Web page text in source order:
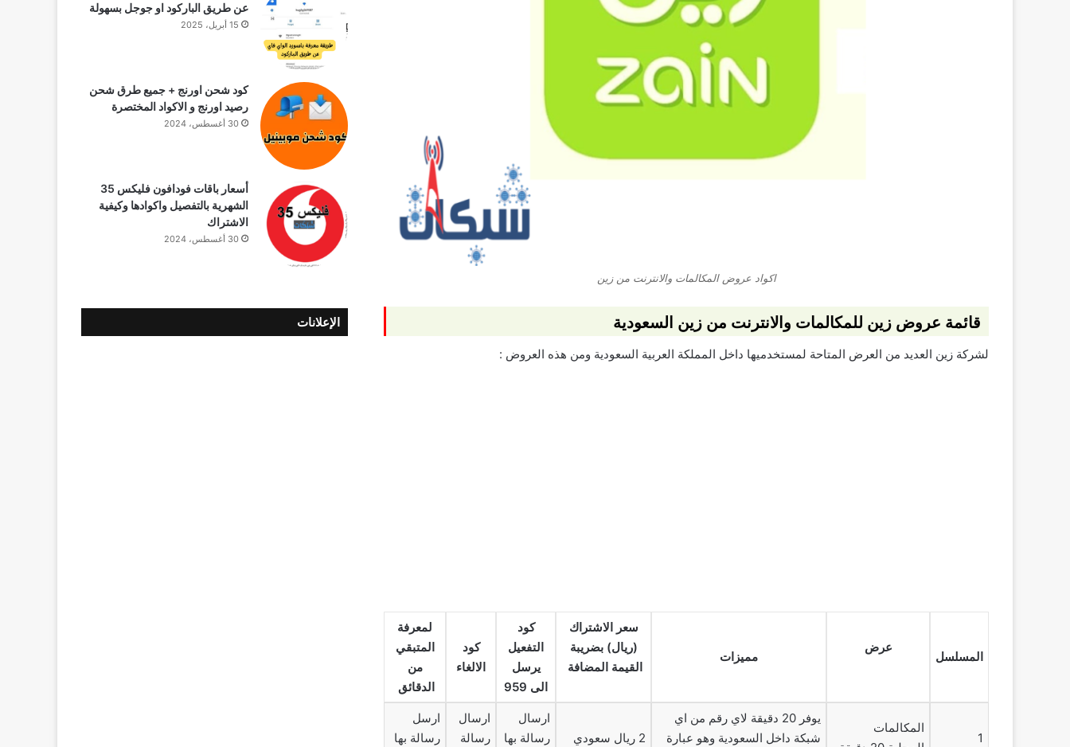
اكواد عروض المكالمات والانترنت من زين
قائمة عروض زين للمكالمات والانترنت من زين السعودية
لشركة زين العديد من العرض المتاحة لمستخدميها داخل المملكة العربية السعودية ومن هذه العروض :
المسلسل
عرض
مميزات
سعر الاشتراك
(ريال) بضريبة
القيمة المضافة
كود
التفعيل
يرسل
الى 959
كود
الالغاء
لمعرفة
المتبقي
من
الدقائق
1
المكالمات
يوفر 20 دقيقة لاي رقم من اي
شبكة داخل السعودية وهو عبارة
2 ريال سعودي
ارسال
رسالة بها
ارسال
رسالة
ارسل
رسالة بها
عن طريق الباركود او جوجل بسهولة
15 أبريل، 2025
كود شحن اورنج + جميع طرق شحن
رصيد اورنج و الاكواد المختصرة
30 أغسطس، 2024
أسعار باقات فودافون فلیکس 35
الشهرية بالتفصيل واكوادها وكيفية
الاشتراك
30 أغسطس، 2024
الإعلانات